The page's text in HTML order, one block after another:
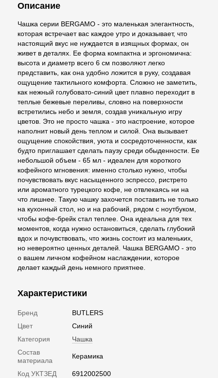
Описание
Чашка серии BERGAMO - это маленькая элегантность,
которая встречает вас каждое утро и доказывает, что
настоящий вкус не нуждается в изящных формах, он
живет в деталях. Ее форма компактна и эргономична:
высота и диаметр всего 6 см позволяют легко
представить, как она удобно ложится в руку, создавая
ощущение тактильного комфорта. Сложно не заметить,
как нежный голубовато-синий цвет плавно переходит в
теплые бежевые переливы, словно на поверхности
встретились небо и земля, создав уникальную игру
цветов. Это не просто чашка - это настроение, которое
наполнит новый день теплом и силой. Она вызывает
ощущение спокойствия, уюта и сосредоточенности, как
будто приглашает сделать паузу среди обыденности. Ее
небольшой объем - 65 мл - идеален для короткого
кофейного мгновения: именно столько нужно, чтобы
почувствовать вкус насыщенного эспрессо, ристрето
или ароматного турецкого кофе, не отвлекаясь ни на
что лишнее. Такую чашку захочется поставить не только
на кухонный стол, но и на рабочий, рядом с ноутбуком,
чтобы кофе-брейк стал теплее. Она идеальна для тех
моментов, когда нужно остановиться, сделать глубокий
вдох и почувствовать, что жизнь состоит из маленьких,
но невероятно ценных деталей. Чашка BERGAMO - это
о вашем личном кофейном наслаждении, которое
делает каждый день немного приятнее.
Характеристики
Бренд
BUTLERS
Цвет
Синий
Категория
Чашка
Состав
материала
Керамика
Код УКТЗЕД
6912002500